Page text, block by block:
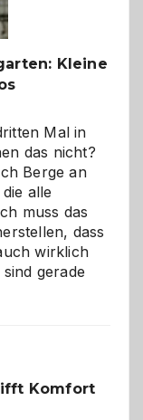
Kleine
Mal in
das nicht?
Berge an
alle
muss das
dass
wirklich
gerade
Komfort